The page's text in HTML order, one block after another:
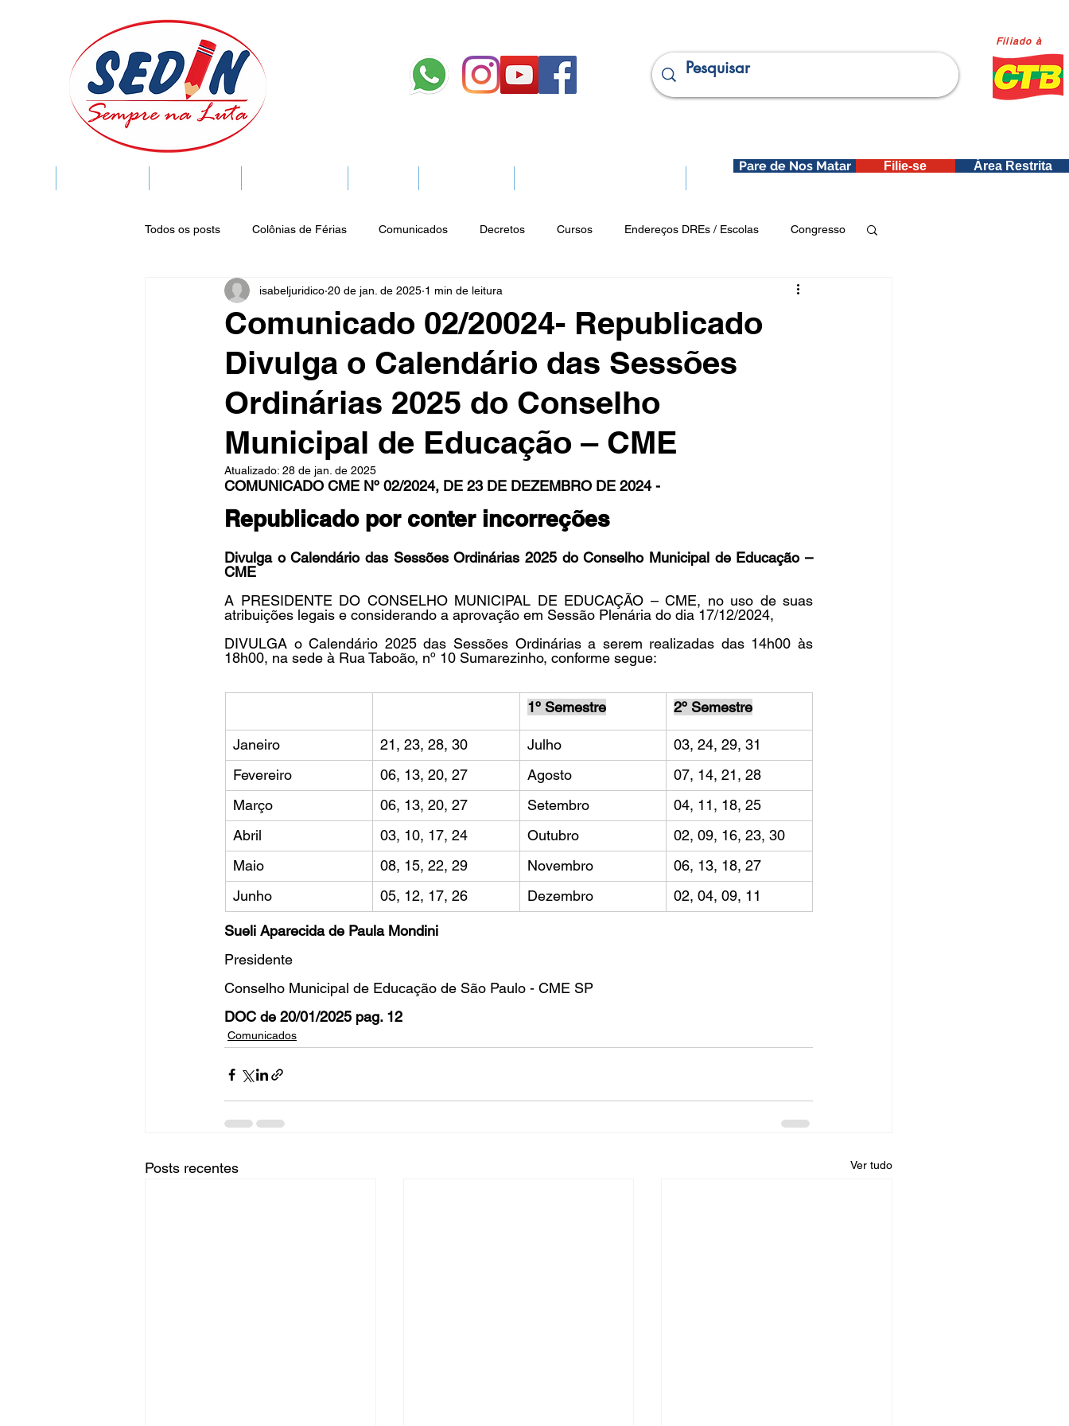
Filiado à
Filie-se
Pare de Nos Matar Área Restrita
Todos os posts Colônias de Férias Comunicados Decretos Cursos Endereços DREs / Escolas Congresso
Legislação Notícias Espaço Cultural Notícias do Jurídico Publicações SEDIN
Publicações do DOC Seminários Vencimentos CRM Publicidade Online Analítica e Dados
congresso NOTI noticias
Comunicado 02/20024- Republicado
Divulga o Calendário das Sessões
Ordinárias 2025 do Conselho
Municipal de Educação – CME
isabeljuridico 20 de jan. de 2025 1 min de leitura
Atualizado: 28 de jan. de 2025
COMUNICADO CME Nº 02/2024, DE 23 DE DEZEMBRO DE 2024 -
Republicado por conter incorreções
Divulga o Calendário das Sessões Ordinárias 2025 do Conselho Municipal de Educação –
CME
A PRESIDENTE DO CONSELHO MUNICIPAL DE EDUCAÇÃO – CME, no uso de suas
atribuições legais e considerando a aprovação em Sessão Plenária do dia 17/12/2024,
DIVULGA o Calendário 2025 das Sessões Ordinárias a serem realizadas das 14h00 às
18h00, na sede à Rua Taboão, nº 10 Sumarezinho, conforme segue:
1º Semestre 2º Semestre
Janeiro 21, 23, 28, 30 Julho
03, 24, 29, 31
Fevereiro
06, 13, 20, 27 Agosto
07, 14, 21, 28
Março
06, 13, 20, 27 Setembro
04, 11, 18, 25
Abril
03, 10, 17, 24 Outubro
02, 09, 16, 23, 30
Maio
08, 15, 22, 29 Novembro
06, 13, 18, 27
Junho
05, 12, 17, 26 Dezembro 02, 04, 09, 11
Sueli Aparecida de Paula Mondini
Presidente
Conselho Municipal de Educação de São Paulo - CME SP
DOC de 20/01/2025 pag. 12
Comunicados
Posts recentes Ver tudo